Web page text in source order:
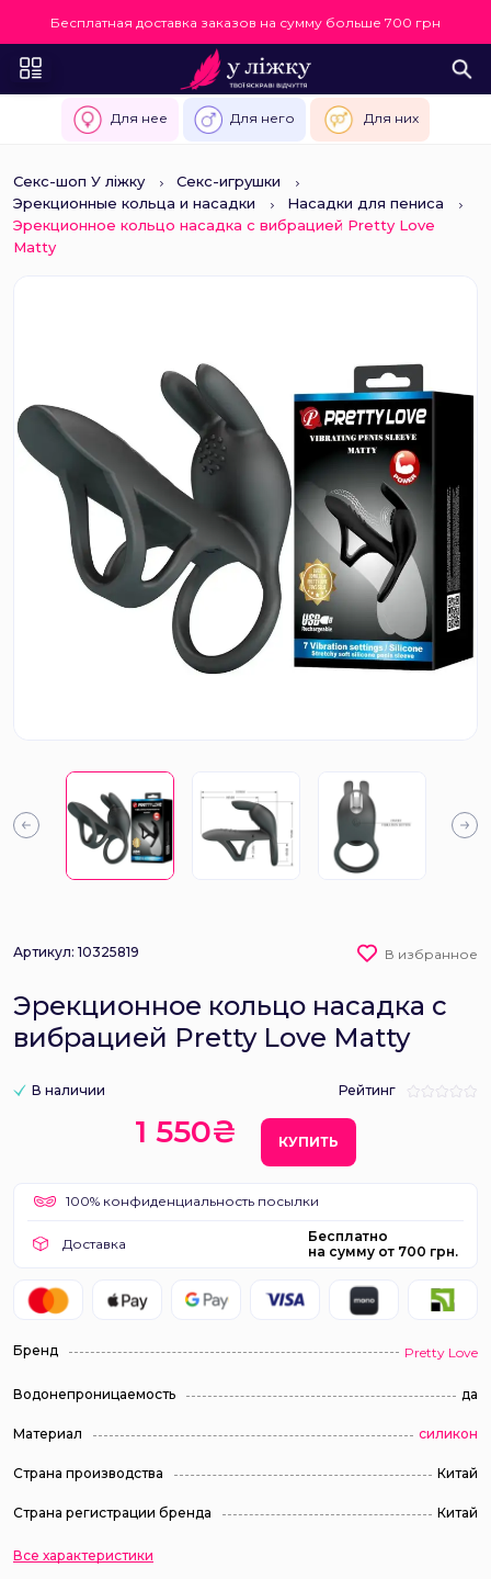
Бесплатная доставка заказов на сумму больше 700 грн
Для нее Для него Для них
Секс-шоп У ліжку
Секс-игрушки
Эрекционные кольца и насадки
Насадки для пениса
Эрекционное кольцо насадка с вибрацией Pretty Love
Matty
Артикул: 10325819 В избранное
Эрекционное кольцо насадка с
вибрацией Pretty Love Matty
В наличии Рейтинг
1 550₴ КУПИТЬ
100% конфиденциальность посылки
Доставка
Бесплатно
на сумму от 700 грн.
Бренд Pretty Love
Водонепроницаемость да
Материал силикон
Страна производства Китай
Страна регистрации бренда Китай
Все характеристики